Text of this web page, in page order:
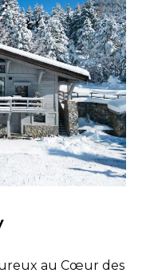
au Cœur des